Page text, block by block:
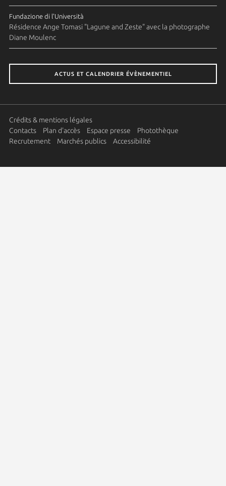
Fundazione di l'Università
Résidence Ange Tomasi "Lagune and Zeste" avec la photographe
Diane Moulenc
ACTUS ET CALENDRIER ÉVÈNEMENTIEL
Crédits & mentions légales
Contacts
Plan d'accès Espace presse
Photothèque
Recrutement
Marchés publics Accessibilité